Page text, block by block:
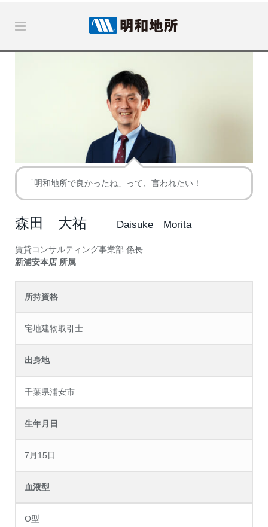
「明和地所で良かったね」って、言われたい！
森田 大祐 Daisuke Morita
賃貸コンサルティング事業部 係長
新浦安本店 所属
所持資格
宅地建物取引士
出身地
千葉県浦安市
生年月日
7月15日
血液型
O型